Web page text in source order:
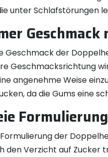
unter Schlafstörungen
Geschmack der
Geschmacksrichtung
angenehme Weise
da die Gums eine
der
den Verzicht auf Zucker